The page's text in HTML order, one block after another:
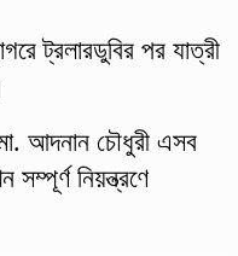
ট্রলারডুবির পর যাত্রী
মো. আদনান চৌধুরী এসব
নিয়ন্ত্রণে